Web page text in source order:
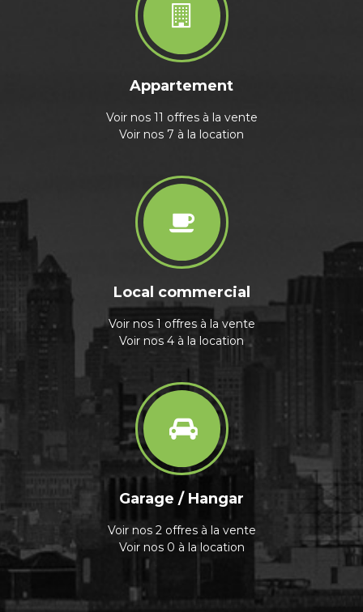
Appartement
Voir nos 11 offres à la vente
Voir nos 7 à la location
Local commercial
Voir nos 1 offres à la vente
Voir nos 4 à la location
Garage / Hangar
Voir nos 2 offres à la vente
Voir nos 0 à la location